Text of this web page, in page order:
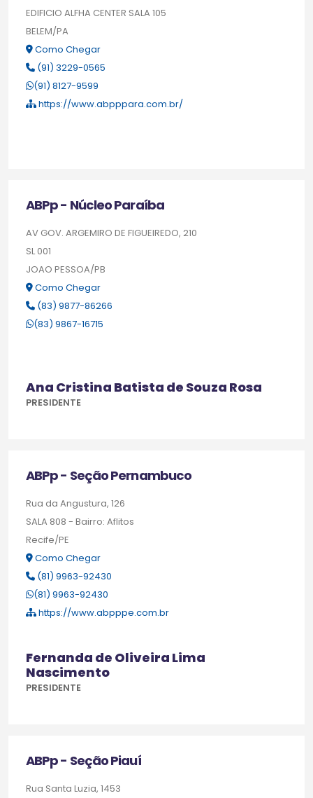
EDIFICIO ALFHA CENTER SALA 105
BELEM/PA
Como Chegar
(91) 3229-0565
(91) 8127-9599
https://www.abpppara.com.br/
ABPp - Núcleo Paraíba
AV GOV. ARGEMIRO DE FIGUEIREDO, 210
SL 001
JOAO PESSOA/PB
Como Chegar
(83) 9877-86266
(83) 9867-16715
Ana Cristina Batista de Souza Rosa
PRESIDENTE
ABPp - Seção Pernambuco
Rua da Angustura, 126
SALA 808 - Bairro: Aflitos
Recife/PE
Como Chegar
(81) 9963-92430
(81) 9963-92430
https://www.abpppe.com.br
Fernanda de Oliveira Lima
Nascimento
PRESIDENTE
ABPp - Seção Piauí
Rua Santa Luzia, 1453